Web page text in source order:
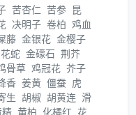
苦杏仁 苦参 昆
决明子 卷柏 鸡血
藤 金银花 金樱子
蛇 金礞石 荆芥
骨草 鸡冠花 芥子
香 姜黄 僵蚕 虎
生 胡椒 胡黄连 滑
黄柏 化橘红 花